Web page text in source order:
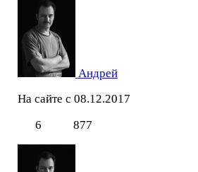
Андрей
На сайте с 08.12.2017
6
877